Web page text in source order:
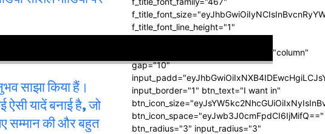
साझा किया हैं।
यादें बनाई है, जो
सम्मान की और बहुत
f_title_font_line_height="1"
msg_composer="success" display="column"
gap="10"
input_border="1" btn_text="I want in"
btn_icon_space="eyJwb3J0cmFpdCI6IjMifQ=="
btn_radius="3" input_radius="3"